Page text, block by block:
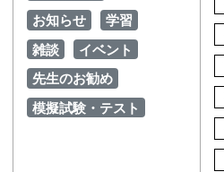
お知らせ
学習
雑談
イベント
先生のお勧め
模擬試験・テスト